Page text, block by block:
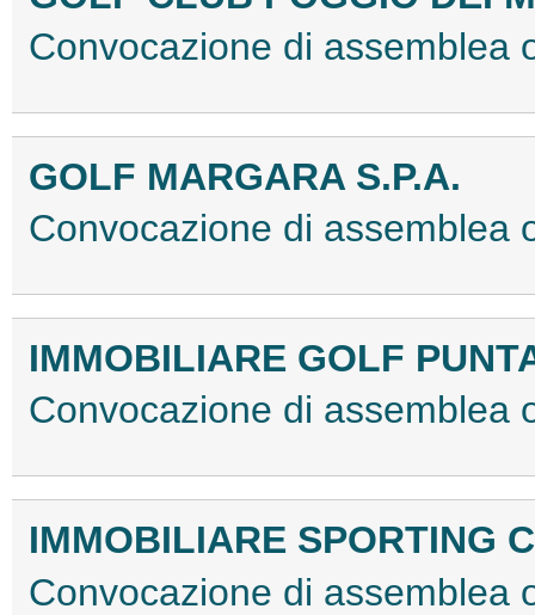
Convocazione di assemblea
GOLF MARGARA S.P.A.
Convocazione di assemblea
IMMOBILIARE GOLF
Convocazione di assemblea
IMMOBILIARE SPORTING
Convocazione di assemblea